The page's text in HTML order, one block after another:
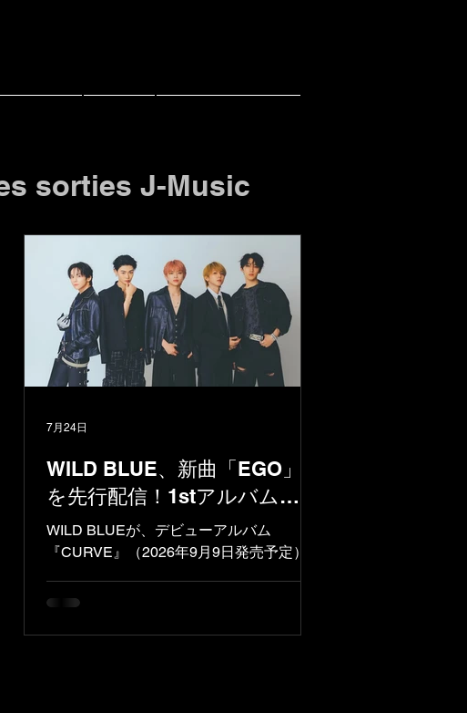
sorties J-Music
WILD BLUE、新曲「EGO」
を先行配信！1stアルバム
『CURVE』への期待が高まる
WILD BLUEが、デビューアルバム
『CURVE』（2026年9月9日発売予定）か
「EGO」を新シングルとして公開。詳細
7月24日